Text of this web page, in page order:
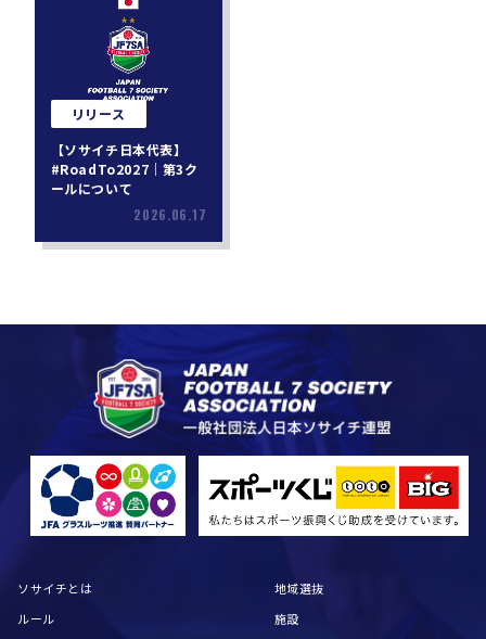
リリース
【ソサイチ日本代表】
#RoadTo2027｜第3ク
ールについて
2026.06.17
ソサイチとは
ルール
地域選抜
施設